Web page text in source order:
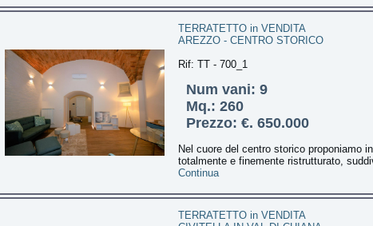
TERRATETTO in VENDITA
AREZZO - CENTRO STORICO
Rif: TT - 700_1
Num vani: 9
Mq.: 260
Prezzo: €. 650.000
Nel cuore del centro storico proponiamo
totalmente e finemente ristrutturato,
Continua
TERRATETTO in VENDITA